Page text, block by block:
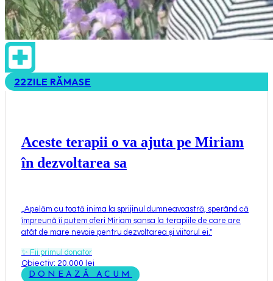
22ZILE RĂMASE
Aceste terapii o va ajuta pe Miriam
în dezvoltarea sa
Apelăm cu toată inima la sprijinul dumneavoastră, sperând că
împreună îi putem oferi Miriam șansa la terapiile de care are
atât de mare nevoie pentru dezvoltarea și viitorul ei. "
✨ Fii primul donator
Obiectiv: 20.000 lei
DONEAZĂ ACUM